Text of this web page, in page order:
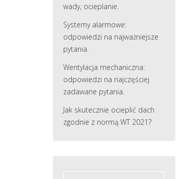
wady, ocieplanie.
Systemy alarmowe:
odpowiedzi na najważniejsze
pytania.
Wentylacja mechaniczna:
odpowiedzi na najczęściej
zadawane pytania.
Jak skutecznie ocieplić dach
zgodnie z normą WT 2021?